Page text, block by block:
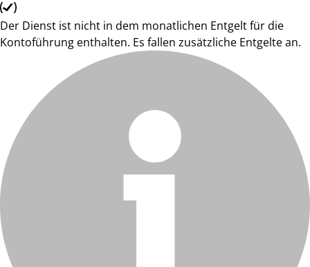
Der Dienst ist nicht in dem monatlichen Entgelt für die
Kontoführung enthalten. Es fallen zusätzliche Entgelte an.